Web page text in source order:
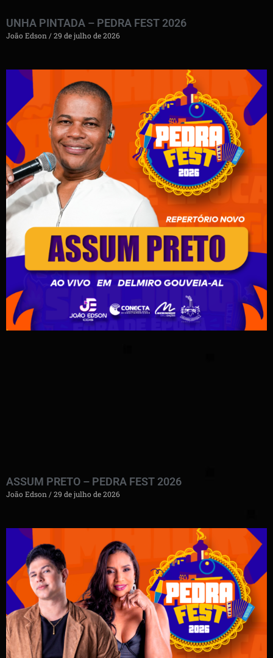
UNHA PINTADA – PEDRA FEST 2026
João Edson 29 de julho de 2026
ASSUM PRETO – PEDRA FEST 2026
João Edson 29 de julho de 2026